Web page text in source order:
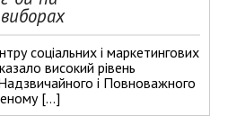
соціальних і маркетингових
високий рівень
і Повноважного
[…]